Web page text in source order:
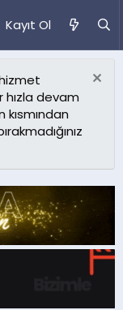
Kayıt Ol
devam